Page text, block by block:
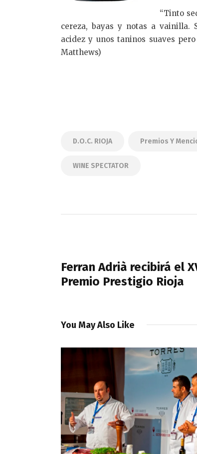
“Tinto
cereza, bayas y notas a vainilla.
acidez y unos taninos suaves
Matthews)
D.O.C. RIOJA Premios Y
WINE SPECTATOR
entradas
Ferran Adrià recibirá el
Premio Prestigio Rioja
You May Also Like